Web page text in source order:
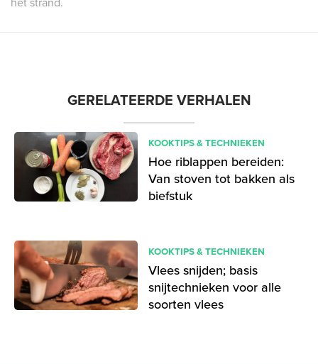
GERELATEERDE VERHALEN
KOOKTIPS & TECHNIEKEN
Hoe riblappen bereiden:
Van stoven tot bakken als
biefstuk
KOOKTIPS & TECHNIEKEN
Vlees snijden; basis
snijtechnieken voor alle
soorten vlees